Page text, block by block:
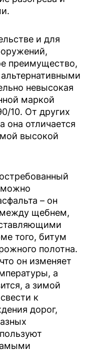
и для
преимущество,
невысокая
маркой
10. От других
она отличается
высокой
– он
щебнем,
того, битум
полотна.
он изменяет
а
а зимой
к
дорог,